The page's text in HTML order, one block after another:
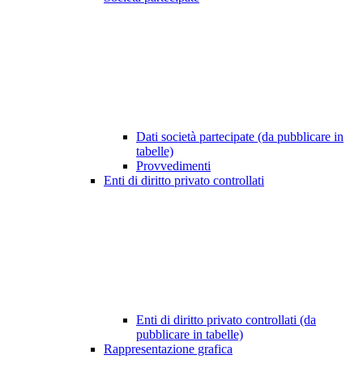
Dati società partecipate (da pubblicare in
tabelle)
Provvedimenti
Enti di diritto privato controllati
Enti di diritto privato controllati (da
pubblicare in tabelle)
Rappresentazione grafica